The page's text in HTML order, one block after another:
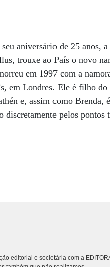
aniversário de 25 anos,
trouxe ao País o novo
em 1997 com a
em Londres. Ele é filho
e, assim como
pelos pontos
editorial e societária com a